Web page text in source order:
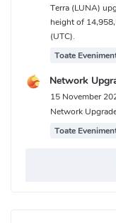
Terra (LUNA)
height of
(UTC).
Toate
Network
15 November
Network
Toate